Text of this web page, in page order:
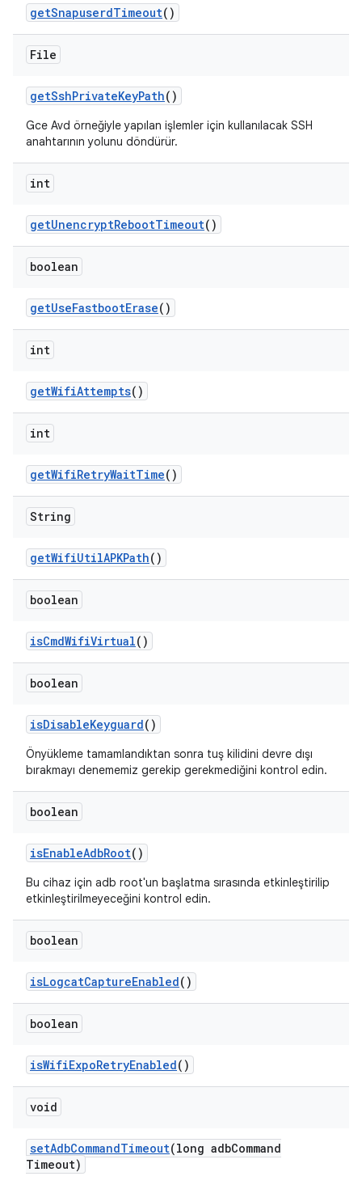
getSnapuserdTimeout()
File
getSshPrivateKeyPath()
Gce Avd örneğiyle yapılan işlemler için kullanılacak SSH
anahtarının yolunu döndürür.
int
getUnencryptRebootTimeout()
boolean
getUseFastbootErase()
int
getWifiAttempts()
int
getWifiRetryWaitTime()
String
getWifiUtilAPKPath()
boolean
isCmdWifiVirtual()
boolean
isDisableKeyguard()
Önyükleme tamamlandıktan sonra tuş kilidini devre dışı
bırakmayı denememiz gerekip gerekmediğini kontrol edin.
boolean
isEnableAdbRoot()
Bu cihaz için adb root'un başlatma sırasında etkinleştirilip
etkinleştirilmeyeceğini kontrol edin.
boolean
isLogcatCaptureEnabled()
boolean
isWifiExpoRetryEnabled()
void
setAdbCommandTimeout(long adbCommand
Timeout)